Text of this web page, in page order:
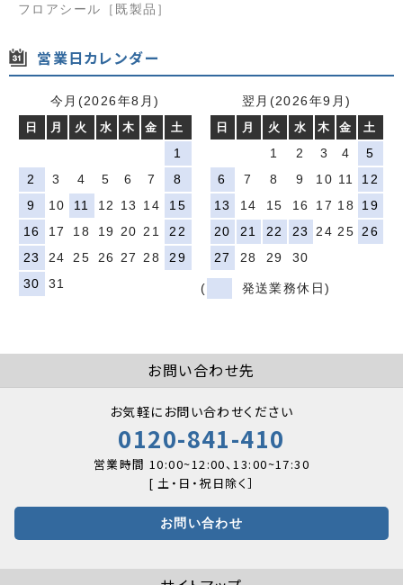
ご注文方法
お支払方法
送料・配送
領収書・請求書
返品・交換・キャンセル
会社情報
お問い合わせ
フロアシール［既製品］
営業日カレンダー
今月(2026年8月)
日 月 火 水 木 金 土
1
2
3 4 5 6 7
8
9
10 11 12 13 14
15
16
17 18 19 20 21
22
23
24 25 26 27 28
29
30
31
翌月(2026年9月)
日 月 火 水 木 金 土
1 2 3 4
5
6
7 8 9 10 11
12
13
14 15 16 17 18
19
20
21 22 23 24 25
26
27
28 29 30
( 発送業務休日)
お問い合わせ先
お気軽にお問い合わせください
0120-841-410
営業時間 10:00~12:00、13:00~17:30
[ 土・日・祝日除く］
お問い合わせ